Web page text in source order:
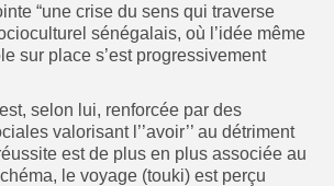
“une crise du sens qui traverse
sénégalais, où l’idée même
sur place s’est progressivement
selon lui, renforcée par des
valorisant l’’avoir’’ au détriment
réussite est de plus en plus associée au
le voyage (touki) est perçu